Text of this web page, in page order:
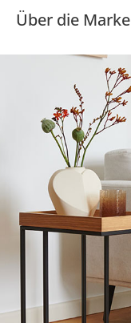
Über die Marke